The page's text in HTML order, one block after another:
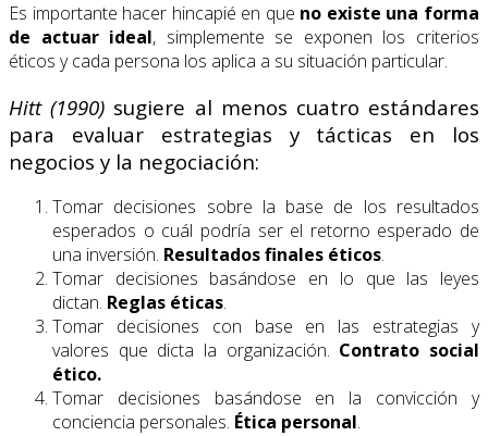
Es importante hacer hincapié en que no existe una forma
de actuar ideal, simplemente se exponen los criterios
éticos y cada persona los aplica a su situación particular.
Hitt (1990) sugiere al menos cuatro estándares
para evaluar estrategias y tácticas en los
negocios y la negociación:
Tomar decisiones sobre la base de los resultados
esperados o cuál podría ser el retorno esperado de
una inversión. Resultados finales éticos.
Tomar decisiones basándose en lo que las leyes
dictan. Reglas éticas.
Tomar decisiones con base en las estrategias y
valores que dicta la organización. Contrato social
ético.
Tomar decisiones basándose en la convicción y
conciencia personales. Ética personal.